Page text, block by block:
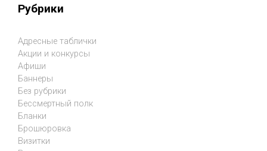
Рубрики
Адресные таблички
Акции и конкурсы
Афиши
Баннеры
Без рубрики
Бессмертный полк
Бланки
Брошюровка
Визитки